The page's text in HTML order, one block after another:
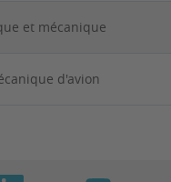
et mécanique
d'avion